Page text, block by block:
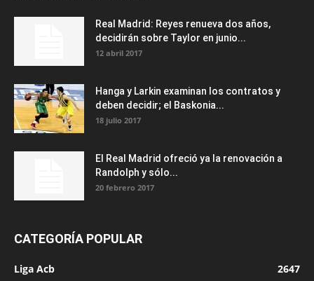
Real Madrid: Reyes renueva dos años,
decidirán sobre Taylor en junio...
12 abril 2017
Hanga y Larkin examinan los contratos y
deben decidir; el Baskonia...
18 julio 2017
El Real Madrid ofreció ya la renovación a
Randolph y sólo...
20 febrero 2017
CATEGORÍA POPULAR
Liga Acb 2647